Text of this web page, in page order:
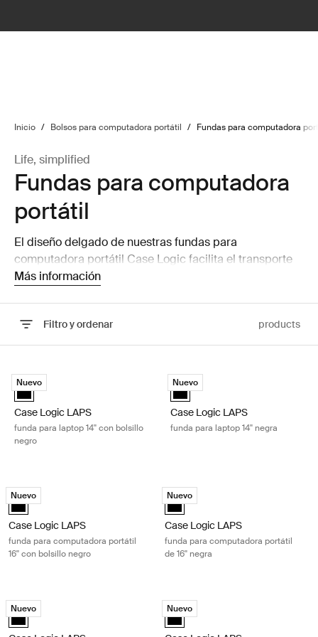
Inicio / Bolsos para computadora portátil / Fundas para computadora
Life, simplified
Fundas para computadora
portátil
El diseño delgado de nuestras fundas para
computadora portátil Case Logic facilita el transporte
de tu computadora portátil o la puedes guardas dentro
Más información
Filtro y ordenar products
Ir a los resultados
Case Logic LAPS funda para laptop 14'' con bolsillo negro Black
Nuevo
Case Logic LAPS laptop sleeve 14'' with pocket Negro (selected)
Case Logic LAPS
funda para laptop 14'' con bolsillo
negro
Case Logic LAPS funda para
Nuevo
Case Logic LAPS laptop sleeve
Case Logic LAPS
funda para laptop 14'' negra
Case Logic LAPS funda para computadora portátil 16'' con bolsillo
Nuevo
Case Logic LAPS laptop sleeve 16'' with pocket Negro (selected)
Case Logic LAPS
funda para computadora portátil
16'' con bolsillo negro
Case Logic LAPS funda para
Nuevo
Case Logic LAPS laptop sleeve
Case Logic LAPS
funda para computadora portátil
de 16'' negra
Case Logic LAPS funda para computadora portátil 13'' negra Black
Nuevo
Case Logic LAPS sleeve 13" Negro (selected)
Case Logic LAPS funda para
Nuevo
Case Logic LAPS laptop sleeve